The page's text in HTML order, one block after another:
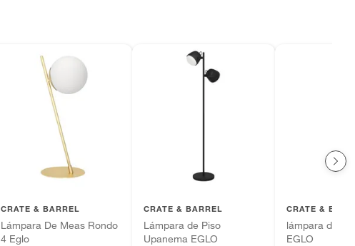
CRATE & BARREL
Lámpara De Meas Rondo
4 Eglo
CRATE & BARREL
Lámpara de Piso
Upanema EGLO
CRATE &
lámpara de
EGLO